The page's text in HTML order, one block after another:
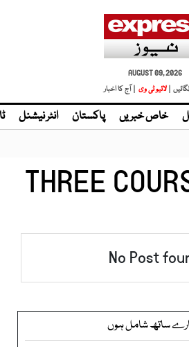
AUGUST 09, 2026
| لائیو ٹی وی | آج کا اخبار
خاص خبریں پاکستان انٹر نیشنل
THREE
No Post
ساتھ شامل ہوں